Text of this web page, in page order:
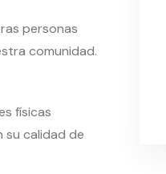
personas
comunidad.
físicas
su calidad de